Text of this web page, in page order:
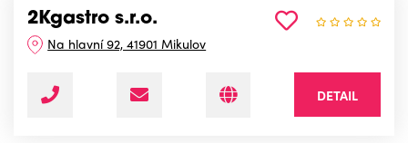
2Kgastro s.r.o.
Na hlavní 92, 41901 Mikulov
DETAIL